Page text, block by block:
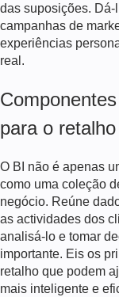
das suposições.
campanhas de
experiências
real.
para o retalho
O BI não é apenas
como uma coleção
negócio. Reúne
as actividades dos
analisá-lo e tomar
importante. Eis os
retalho que podem
mais inteligente e